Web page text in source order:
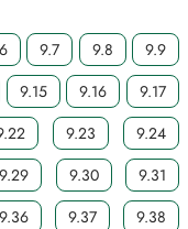
9.7 9.8
9.9
9.15 9.16
9.17
9.23
9.24
9.29 9.30
9.31
9.36 9.37
9.38